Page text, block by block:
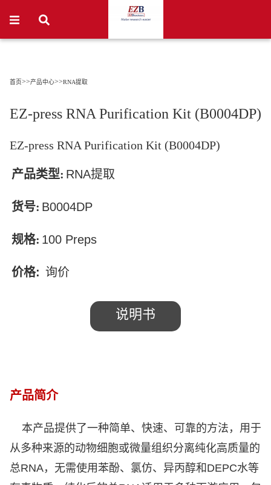
首页>>产品中心>>RNA提取
EZ-press RNA Purification Kit (B0004DP)
EZ-press RNA Purification Kit (B0004DP)
产品类型: RNA提取
货号: B0004DP
规格: 100 Preps
价格: 询价
说明书
产品简介
本产品提供了一种简单、 快速、 可靠的方法，用于
从多种来源的动物细胞或微量组织分离纯化高质量的
总RNA，无需使用苯酚、氯仿、异丙醇和 DEPC水等